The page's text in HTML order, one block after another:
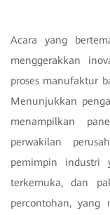
Acara yang
menggerakkan
proses manufaktur
Menunjukkan
menampilkan
perwakilan
pemimpin industri
terkemuka, dan
percontohan, yang